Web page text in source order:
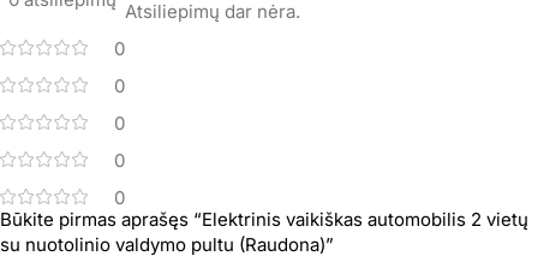
0
0
0
0
0
Atsiliepimų dar nėra.
Būkite pirmas aprašęs “Elektrinis vaikiškas automobilis 2 vietų
su nuotolinio valdymo pultu (Raudona)”